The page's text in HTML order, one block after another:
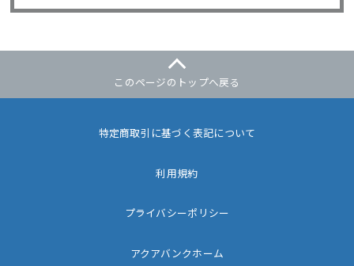
このページのトップへ戻る
特定商取引に基づく表記について
利用規約
プライバシーポリシー
アクアバンクホーム